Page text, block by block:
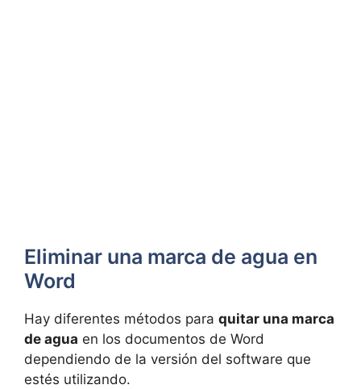
Eliminar una marca de agua en
Word
Hay diferentes métodos para quitar una marca
de agua en los documentos de Word
dependiendo de la versión del software que
estés utilizando.